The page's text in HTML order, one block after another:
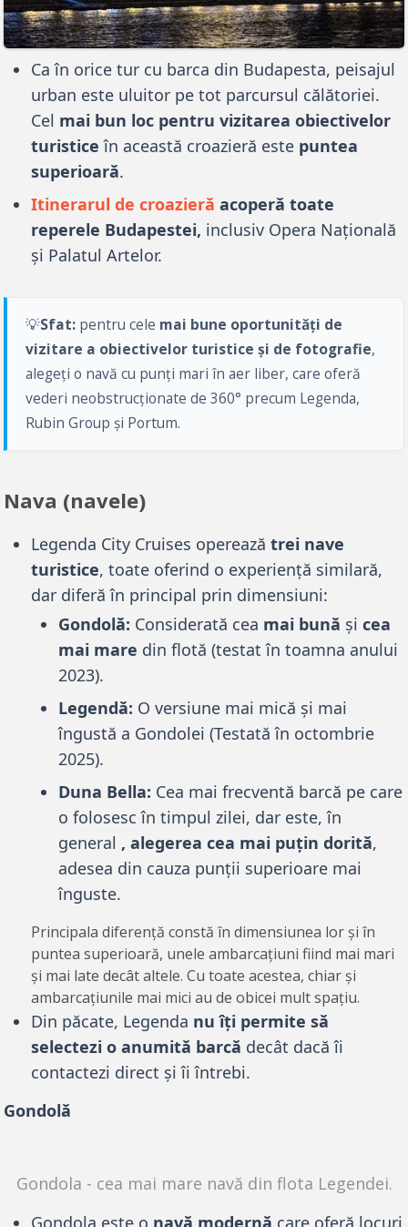
Ca în orice tur cu barca din Budapesta, peisajul
urban este uluitor pe tot parcursul călătoriei.
Cel mai bun loc pentru vizitarea obiectivelor
turistice în această croazieră este puntea
superioară.
Itinerarul de croazieră acoperă toate
reperele Budapestei, inclusiv Opera Națională
și Palatul Artelor.
💡Sfat: pentru cele mai bune oportunități de
vizitare a obiectivelor turistice și de fotografie,
alegeți o navă cu punți mari în aer liber, care oferă
vederi neobstrucționate de 360° precum Legenda,
Rubin Group și Portum.
Nava (navele)
Legenda City Cruises opereazătrei nave
turistice, toate oferind o experiență similară,
dar diferă în principal prin dimensiuni:
Gondolă: Considerată cea mai bună șicea
mai mare din flotă (testat în toamna anului
2023).
Legendă: O versiune mai mică și mai
îngustă a Gondolei (Testată în octombrie
2025).
Duna Bella: Cea mai frecventă barcă pe care
o folosesc în timpul zilei, dar este, în
general , alegerea cea mai puțin dorită,
adesea din cauza punții superioare mai
înguste.
Principala diferență constă în dimensiunea lor și în
puntea superioară, unele ambarcațiuni fiind mai mari
și mai late decât altele. Cu toate acestea, chiar și
ambarcațiunile mai mici au de obicei mult spațiu.
Din păcate, Legenda nu îți permite să
selectezi o anumită barcă decât dacă îi
contactezi direct și îi întrebi.
Gondolă
Gondola - cea mai mare navă din flota Legendei.
Gondola este o navă modernă care oferă locuri